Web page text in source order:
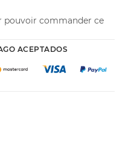
pouvoir commander ce
ACEPTADOS